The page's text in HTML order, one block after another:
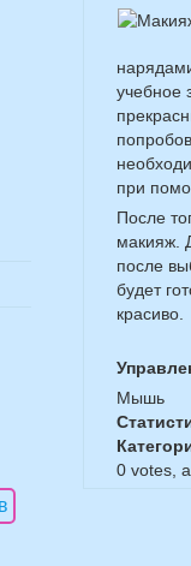
учебное
при
После
макияж.
после
будет
красиво.
Мышь
0 votes,